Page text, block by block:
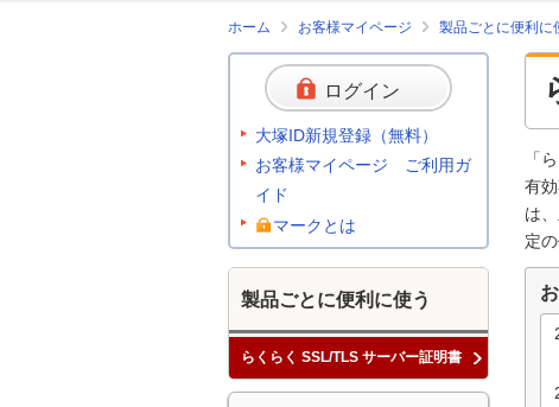
ホーム お客様マイページ 製品ごとに便利に
「
有
は
定
ログイン
大塚ID新規登録（無料）
お客様マイページ ご利用ガ
イド
マークとは
製品ごとに便利に使う
らくらく SSL/TLS サーバー証明書